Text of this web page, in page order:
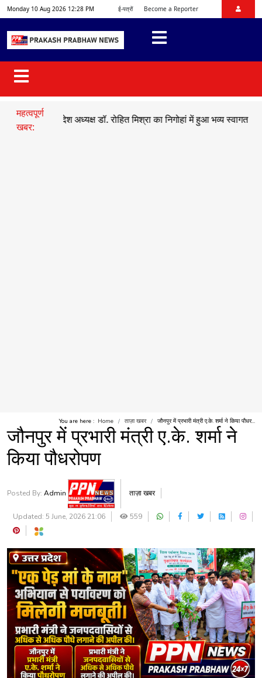
Monday 10 Aug 2026 12:28 PM ई-पत्रों Become a Reporter
महत्वपूर्ण
खबर:
प्रदेश अध्यक्ष डॉ. रोहित मिश्रा का निगोहां में हुआ भव्य स्वागत ●सड़क
You are here : Home ताज़ा खबर जौनपुर में प्रभारी मंत्री ए.के. शर्मा ने किया पौधर...
जौनपुर में प्रभारी मंत्री ए.के. शर्मा ने
किया पौधरोपण
Posted By: Admin ताज़ा खबर
Updated: 5 June, 2026 21:06 559